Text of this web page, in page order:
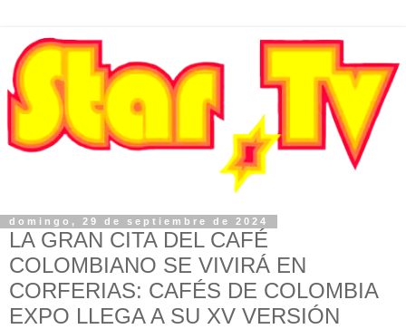
domingo, 29 de septiembre de 2024
LA GRAN CITA DEL CAFÉ
COLOMBIANO SE VIVIRÁ EN
CORFERIAS: CAFÉS DE COLOMBIA
EXPO LLEGA A SU XV VERSIÓN